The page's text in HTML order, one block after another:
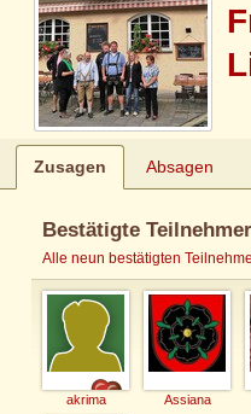
Zusagen Absagen
Bestätigte Teilnehmer
Alle neun bestätigten
akrima Assiana